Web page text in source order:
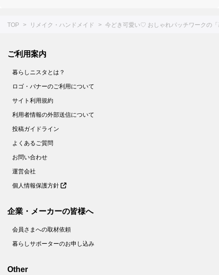
TOP リメイク・ハンドメイド 今どき可愛い♡ おしゃれパッチワークの
ご利用案内
暮らしニスタとは？
ロゴ・バナーのご利用について
サイト利用規約
利用者情報の外部送信について
投稿ガイドライン
よくあるご質問
お問い合わせ
運営会社
個人情報保護方針
企業・メーカーの皆様へ
会員さまへの取材依頼
暮らしサポーターのお申し込み
Other